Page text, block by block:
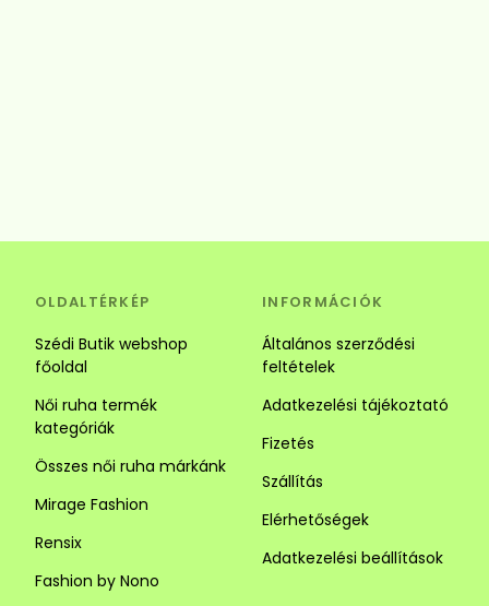
OLDALTÉRKÉP
Szédi Butik webshop
főoldal
Női ruha termék
kategóriák
Összes női ruha márkánk
Mirage Fashion
Rensix
Fashion by Nono
INFORMÁCIÓK
Általános szerződési
feltételek
Adatkezelési tájékoztató
Fizetés
Szállítás
Elérhetőségek
Adatkezelési beállítások